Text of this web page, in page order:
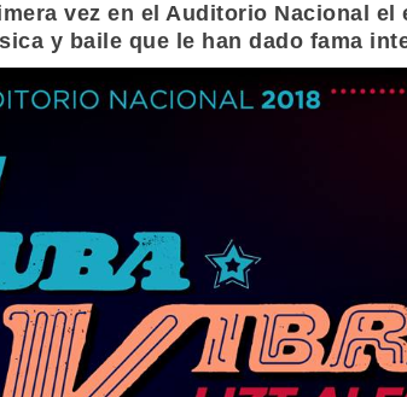
vez en elAuditorio Nacional el
y baile que le han dado fama